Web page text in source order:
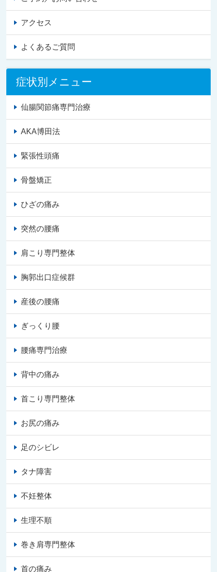
アクセス
よくあるご質問
症状別メニュー
仙腸関節痛専門治療
AKA博田法
緊張性頭痛
骨盤矯正
ひざの痛み
突然の腰痛
肩こり専門整体
胸郭出口症候群
産後の腰痛
ぎっくり腰
腰痛専門治療
背中の痛み
首こり専門整体
お尻の痛み
足のシビレ
タナ障害
不妊整体
生理不順
巻き肩専門整体
首の痛み